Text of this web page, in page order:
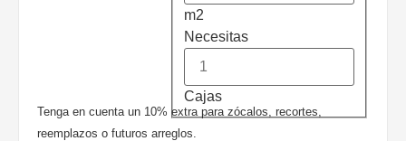
m2
Necesitas
Cajas
Tenga en cuenta un 10% extra para zócalos, recortes,
reemplazos o futuros arreglos.